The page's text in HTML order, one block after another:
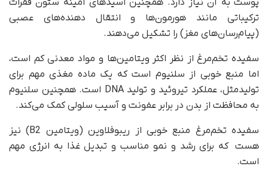
پوست به آن نیاز دارد. همچنین اسیدهای آمینه ستون فقرات
ترکیباتی مانند هورمون‌ها و انتقال دهنده‌های عصبی
(پیام‌رسان‌های مغز) را تشکیل می‌دهند.
سفیده تخم‌مرغ از نظر اکثر ویتامین‌ها و مواد معدنی کم است،
اما منبع خوبی از سلنیوم است که یک ماده مغذی مهم برای
تولیدمثل، عملکرد تیروئید و تولید DNA است. همچنین سلنیوم
به محافظت از بدن در برابر عفونت و آسیب سلولی کمک می‌کند.
سفیده تخم‌مرغ منبع خوبی از ریبوفلاوین (ویتامین B2) نیز
هست که برای رشد و نمو مناسب و تبدیل غذا به انرژی مهم
است.